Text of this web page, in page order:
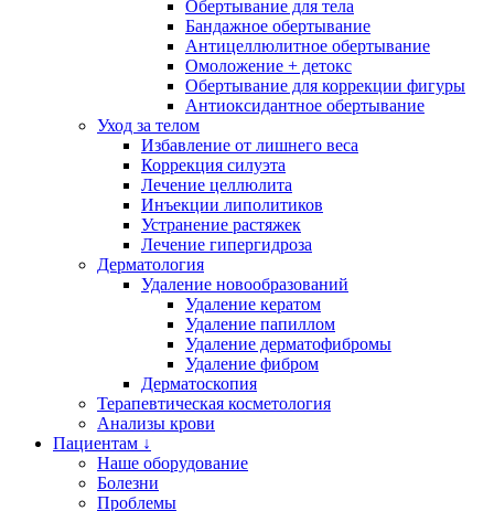
Обертывание для тела
Бандажное обертывание
Антицеллюлитное обертывание
Омоложение + детокс
Обертывание для коррекции фигуры
Антиоксидантное обертывание
Уход за телом
Избавление от лишнего веса
Коррекция силуэта
Лечение целлюлита
Инъекции липолитиков
Устранение растяжек
Лечение гипергидроза
Дерматология
Удаление новообразований
Удаление кератом
Удаление папиллом
Удаление дерматофибромы
Удаление фибром
Дерматоскопия
Терапевтическая косметология
Анализы крови
Пациентам ↓
Наше оборудование
Болезни
Проблемы